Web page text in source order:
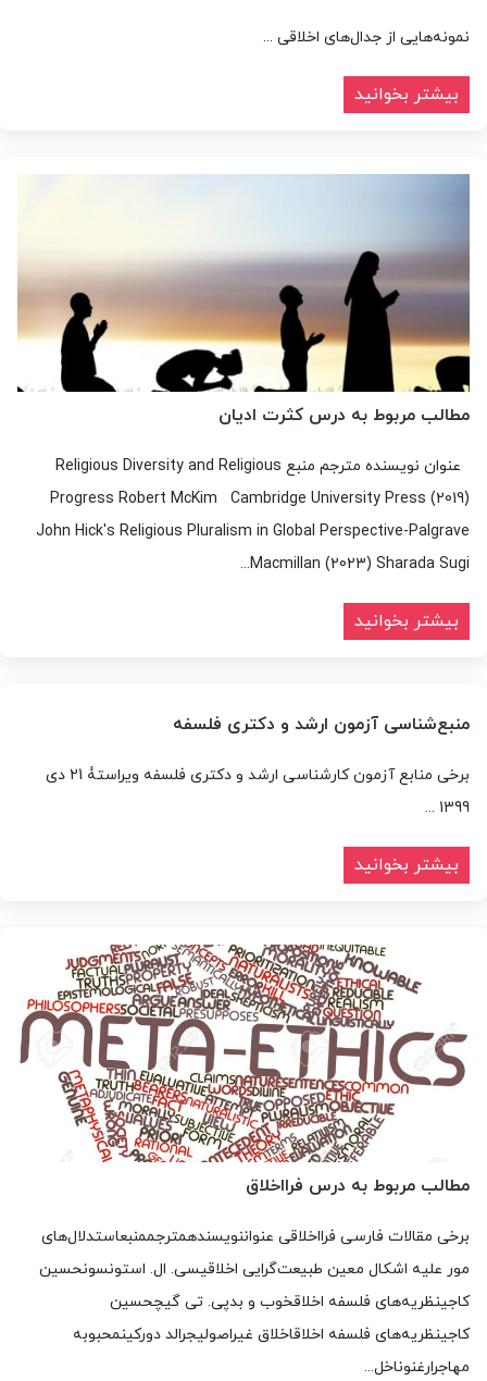
نمونه‌هایی از جدال‌های اخلاقی ...
بیشتر بخوانید
مطالب مربوط به درس کثرت ادیان
عنوان نویسنده مترجم منبع Religious Diversity and Religious
Progress Robert McKim Cambridge University Press (2019)
John Hick's Religious Pluralism in Global Perspective-Palgrave
Macmillan (2023) Sharada Sugi...
بیشتر بخوانید
منبع‌شناسی آزمون ارشد و دکتری فلسفه
برخی منابع آزمون کارشناسی ارشد و دکتری فلسفه ویراستۀ 21 دی
1399 ...
بیشتر بخوانید
مطالب مربوط به درس فرااخلاق
برخی مقالات فارسی فرااخلاقی عنواننویسندهمترجممنبعاستدلال‌های
مور علیه اشکال معین طبیعت‌گرایی اخلاقیسی. ال. استونسونحسین
کاجینظريه‌‌های فلسفه اخلاقخوب و بدپی. تی گیچحسین
کاجینظريه‌‌های فلسفه اخلاقاخلاق غیراصولیجرالد دورکینمحبوبه
مهاجرارغنوناخل...